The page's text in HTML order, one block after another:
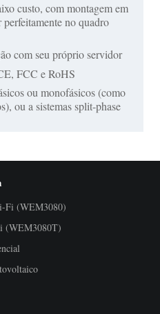
custo, com montagem em
no quadro
com seu próprio servidor
FCC e RoHS
ou monofásicos (como
ou a sistemas split-phase
Fi (WEM3080)
(WEM3080T)